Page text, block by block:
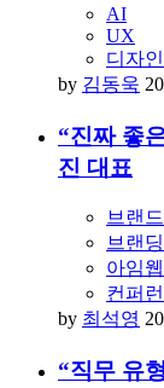
AI
UX
디자인
by 김동욱
“진짜 좋
진 대표
브랜드
브랜딩
아임웹
컨퍼
by 최석영
“직무 유